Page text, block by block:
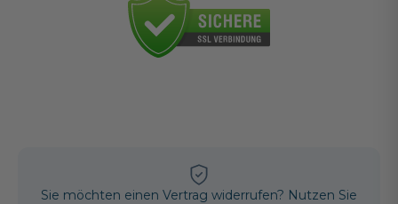
Sie möchten einen Vertrag widerrufen? Nutzen Sie